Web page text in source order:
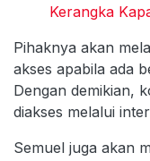
Kerangka
Pihaknya akan
akses apabila ada
Dengan demikian,
diakses melalui
Semuel juga akan